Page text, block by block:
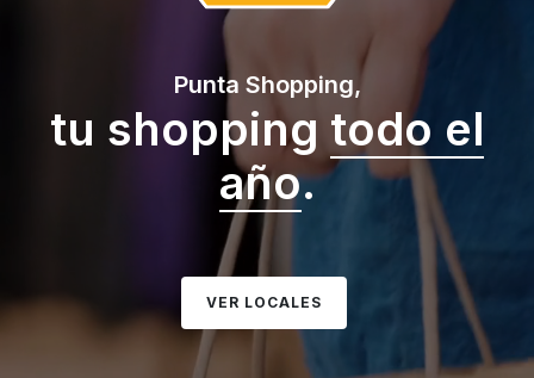
Punta Shopping,
tu shopping todo el
año.
VER LOCALES